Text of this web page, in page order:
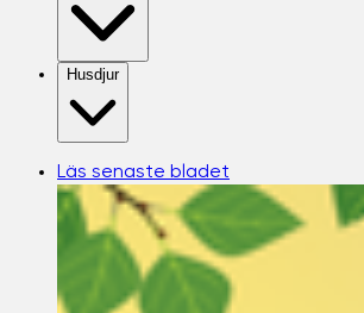
Husdjur
Läs senaste bladet